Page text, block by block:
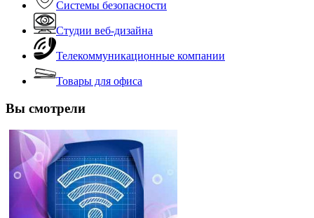
Системы безопасности
Студии веб-дизайна
Телекоммуникационные компании
Товары для офиса
Вы смотрели